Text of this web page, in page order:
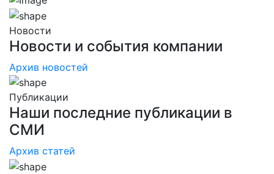
Новости
Новости и события компании
Архив новостей
Публикации
Наши последние публикации в
СМИ
Архив статей